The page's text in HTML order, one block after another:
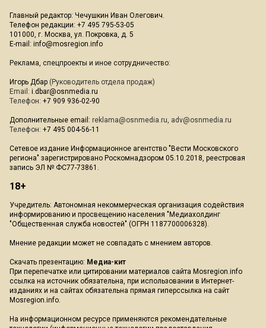
Главный редактор: Чечушкин Иван Олегович.
Телефон редакции: +7 495 795-53-05
101000, г. Москва, ул. Покровка, д. 5
E-mail: info@mosregion.info
Реклама, спецпроекты и иное сотрудничество:
Игорь Дбар (Руководитель отдела продаж)
Email: i.dbar@osnmedia.ru
Телефон: +7 909 936-02-90
Дополнительные email: reklama@osnmedia.ru, adv@osnmedia.ru
Телефон: +7 495 004-56-11
Сетевое издание Информационное агентство "Вести Московского
региона" зарегистрировано Роскомнадзором 05.10.2018, реестровая
запись ЭЛ № ФС77-73861.
18+
Учредитель: Автономная некоммерческая организация содействия
информированию и просвещению населения "Медиахолдинг
"Общественная служба новостей" (ОГРН 1187700006328).
Мнение редакции может не совпадать с мнением авторов.
Скачать презентацию: Медиа-кит
При перепечатке или цитировании материалов сайта Mosregion.info
ссылка на источник обязательна, при использовании в Интернет-
изданиях и на сайтах обязательна прямая гиперссылка на сайт
Mosregion.info.
На информационном ресурсе применяются рекомендательные